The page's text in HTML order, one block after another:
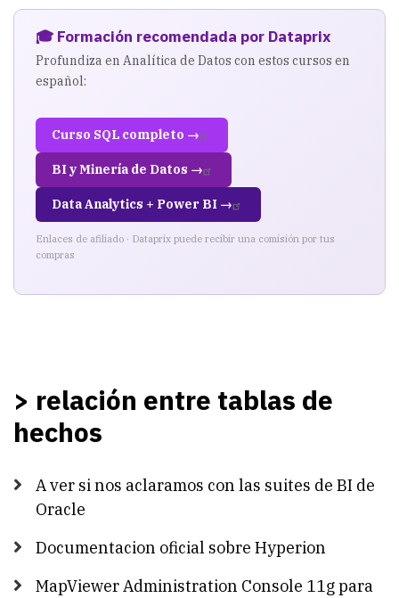
🎓 Formación recomendada por Dataprix
Profundiza en Analítica de Datos con estos cursos en
español:
Curso SQL completo →
BI y Minería de Datos →
Data Analytics + Power BI →
Enlaces de afiliado · Dataprix puede recibir una comisión por tus
compras
> relación entre tablas de
hechos
A ver si nos aclaramos con las suites de BI de
Oracle
Documentacion oficial sobre Hyperion
MapViewer Administration Console 11g para